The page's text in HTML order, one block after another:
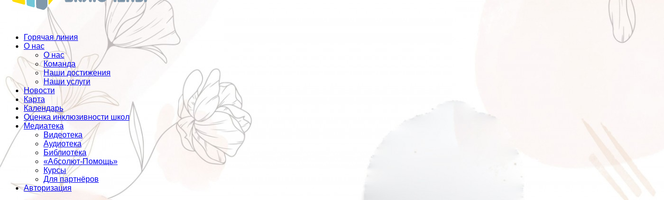
Горячая линия
О нас
О нас
Команда
Наши достижения
Наши услуги
Новости
Карта
Календарь
Оценка инклюзивности школ
Медиатека
Видеотека
Аудиотека
Библиотека
«Абсолют-Помощь»
Курсы
Для партнёров
Авторизация